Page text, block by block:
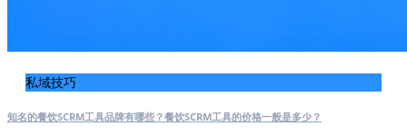
私域技巧
知名的餐饮SCRM工具品牌有哪些？餐饮SCRM工具的价格一般是多少？